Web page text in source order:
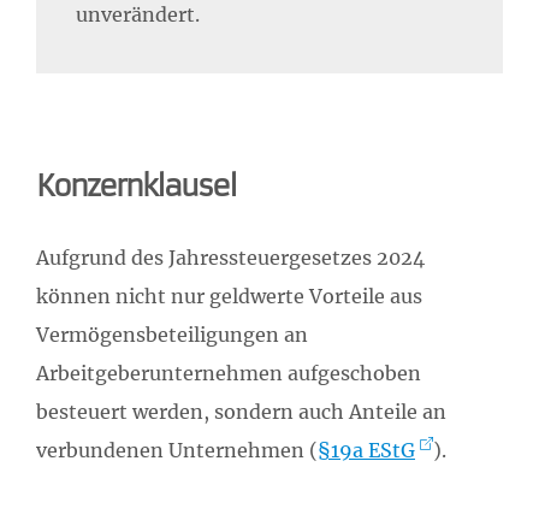
unverändert.
Konzernklausel
Aufgrund des Jahressteuergesetzes 2024
können nicht nur geldwerte Vorteile aus
Vermögensbeteiligungen an
Arbeitgeberunternehmen aufgeschoben
besteuert werden, sondern auch Anteile an
verbundenen Unternehmen (§19a EStG ).